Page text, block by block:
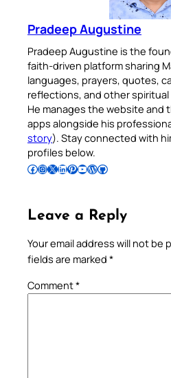
Pradeep Augustine
Pradeep Augustine is the
faith-driven platform sharing
languages, prayers, quotes,
reflections, and other spiritual
He manages the website and
apps alongside his
story). Stay connected with
profiles below.
Follow Pradeep on Facebook Follow Pradeep on InstagramFollow Pradeep on X Follow Pradeep on LinkedIn Follow Pradeep on Pinterest Subscribe to Pradeep’s Youtube Channel Follow Pradeep on WordPress Follow Pradeep on GitHub
Leave a Reply
Your email address will not be
fields are marked *
Comment*